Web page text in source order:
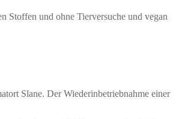
Stoffen und ohne Tierversuche und vegan
Slane. Der Wiederinbetriebnahme einer